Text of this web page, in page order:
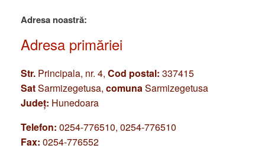
Adresa noastră:
Adresa primăriei
Str. Principala, nr. 4, Cod postal: 337415
SatSarmizegetusa, comunaSarmizegetusa
Județ: Hunedoara
Telefon: 0254-776510, 0254-776510
Fax: 0254-776552